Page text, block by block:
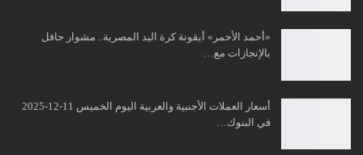
«أحمد الأحمر» أيقونة كرة اليد المصرية.. مشوار حافل
بالإنجازات مع…
أسعار العملات الأجنبية والعربية اليوم الخميس 11-12-2025
في البنوك…